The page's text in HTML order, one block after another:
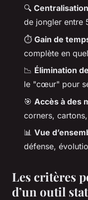
🔍
de jongler entre
⏱️ Gain de
complète en
📉 Élimination
le "cœur" pour
🎯 Accès à des
corners,
📊 Vue
défense,
Les critères
d’un outil